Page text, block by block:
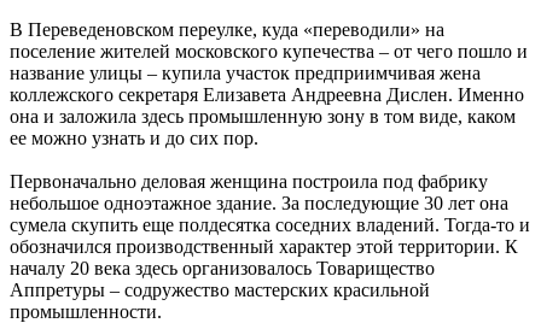
В Переведеновском переулке, куда «переводили» на
поселение жителей московского купечества – от чего пошло и
название улицы – купила участок предприимчивая жена
коллежского секретаря Елизавета Андреевна Дислен. Именно
она и заложила здесь промышленную зону в том виде, каком
ее можно узнать и до сих пор.
Первоначально деловая женщина построила под фабрику
небольшое одноэтажное здание. За последующие 30 лет она
сумела скупить еще полдесятка соседних владений. Тогда-то и
обозначился производственный характер этой территории. К
началу 20 века здесь организовалось Товарищество
Аппретуры – содружество мастерских красильной
промышленности.